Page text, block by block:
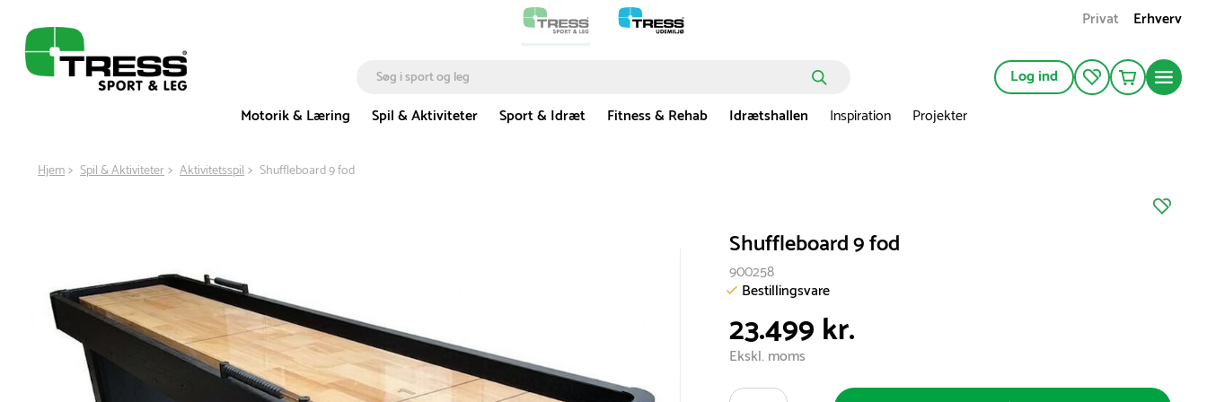
Privat Erhverv
Log ind
Motorik & Læring
Spil & Aktiviteter Sport & Idræt Fitness & Rehab Idrætshallen Inspiration Projekter
Hjem Spil & Aktiviteter Aktivitetsspil Shuffleboard 9 fod
Shuffleboard 9 fod
900258
Bestillingsvare
23.499 kr.
Ekskl. moms